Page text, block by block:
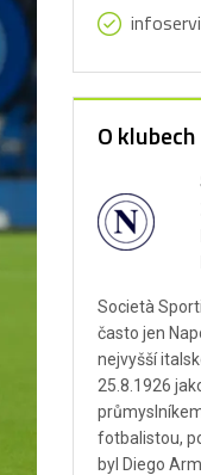
O klubech
Società
často jen
nejvyšší
25.8.1926
fotbalistou,
byl Diego